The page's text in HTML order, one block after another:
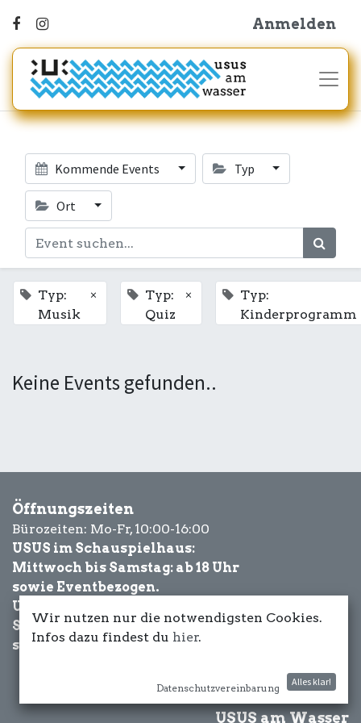
Anmelden
Kommende Events Typ
Ort
Typ:
Musik
×
Typ:
Quiz
×
Typ:
Kinderprogramm
Keine Events gefunden..
Öffnungszeiten
Bürozeiten: Mo-Fr, 10:00-16:00
USUS im Schauspielhaus:
Mittwoch bis Samstag: ab 18 Uhr
sowie Eventbezogen.
USUS am Wasser:
Schönwetter-
sowie Eventbezogen.
USUS am Wasser
Wir nutzen nur die notwendigsten Cookies.
Infos dazu findest du hier.
Datenschutzvereinbarung
Alles klar!